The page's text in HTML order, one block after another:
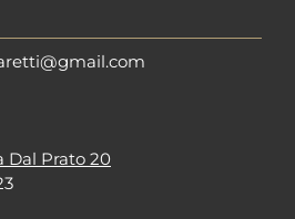
Dal Prato 20